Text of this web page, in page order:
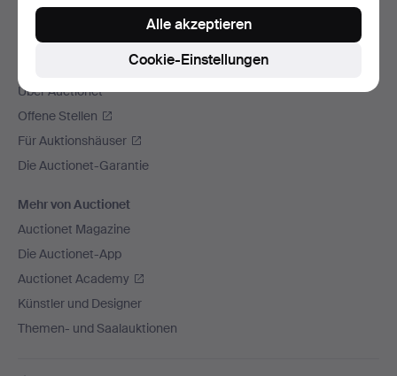
Über Auctionet
Offene Stellen
Für Auktionshäuser
Die Auctionet-Garantie
Mehr von Auctionet
Auctionet Magazine
Die Auctionet-App
Auctionet Academy
Künstler und Designer
Themen- und Saalauktionen
Cookie-Einstellungen
Alle akzeptieren